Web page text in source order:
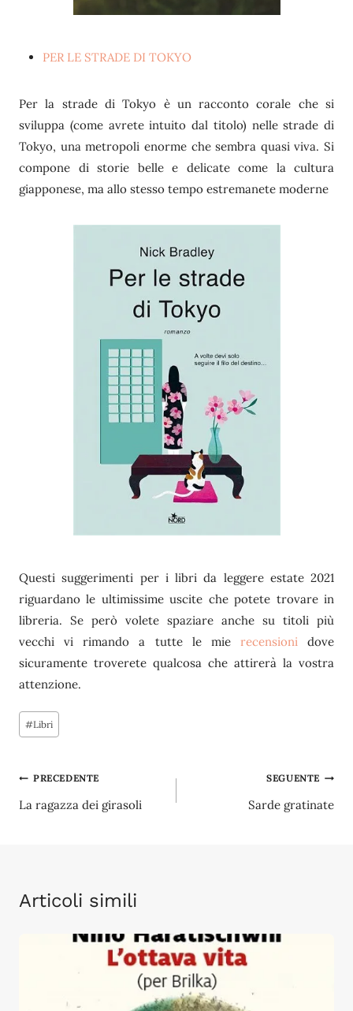
PER LE STRADE DI TOKYO
Per la strade di Tokyo è un racconto corale che si
sviluppa (come avrete intuito dal titolo) nelle strade di
Tokyo, una metropoli enorme che sembra quasi viva. Si
compone di storie belle e delicate come la cultura
giapponese, ma allo stesso tempo estremanete moderne
Questi suggerimenti per i libri da leggere estate 2021
riguardano le ultimissime uscite che potete trovare in
libreria. Se però volete spaziare anche su titoli più
vecchi vi rimando a tutte le mie recensionidove
sicuramente troverete qualcosa che attirerà la vostra
attenzione.
Tag
articolo:
#Libri
Navigazione
articoli
PRECEDENTE
La ragazza dei girasoli
SEGUENTE
Sarde gratinate
Articoli simili